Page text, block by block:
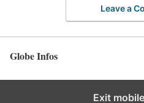
Leave a
Globe Infos
Exit